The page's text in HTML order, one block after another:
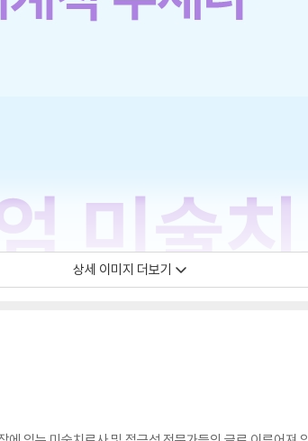
상세 이미지 더보기